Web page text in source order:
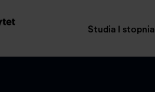
Studia I stopnia